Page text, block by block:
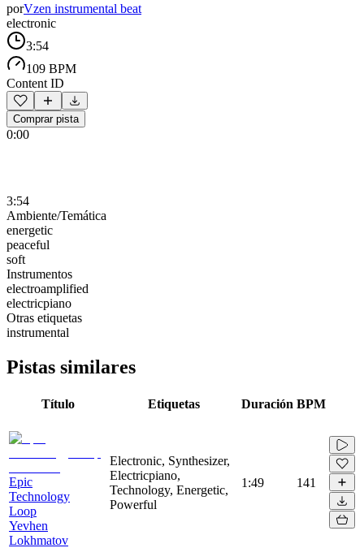
porVzen instrumental beat
electronic
3:54
109 BPM
Content ID
Comprar pista
0:00
3:54
Ambiente/Temática
energetic
peaceful
soft
Instrumentos
electroamplified
electricpiano
Otras etiquetas
instrumental
Pistas similares
Título Etiquetas Duración BPM
Epic
Technology
Loop
Yevhen
Lokhmatov
Electronic, Synthesizer,
Electricpiano,
Technology, Energetic,
Powerful
1:49 141